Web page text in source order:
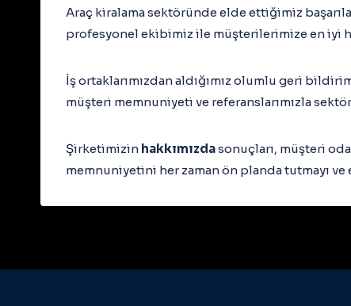
Araç kiralama sektöründe elde ettiğimiz
profesyonel ekibimiz ile müşterilerimize en iyi
İş ortaklarımızdan aldığımız olumlu geri
müşteri memnuniyeti ve referanslarımızla
Şirketimizin hakkımızdasonuçları, müşteri
memnuniyetini her zaman ön planda tutmayı